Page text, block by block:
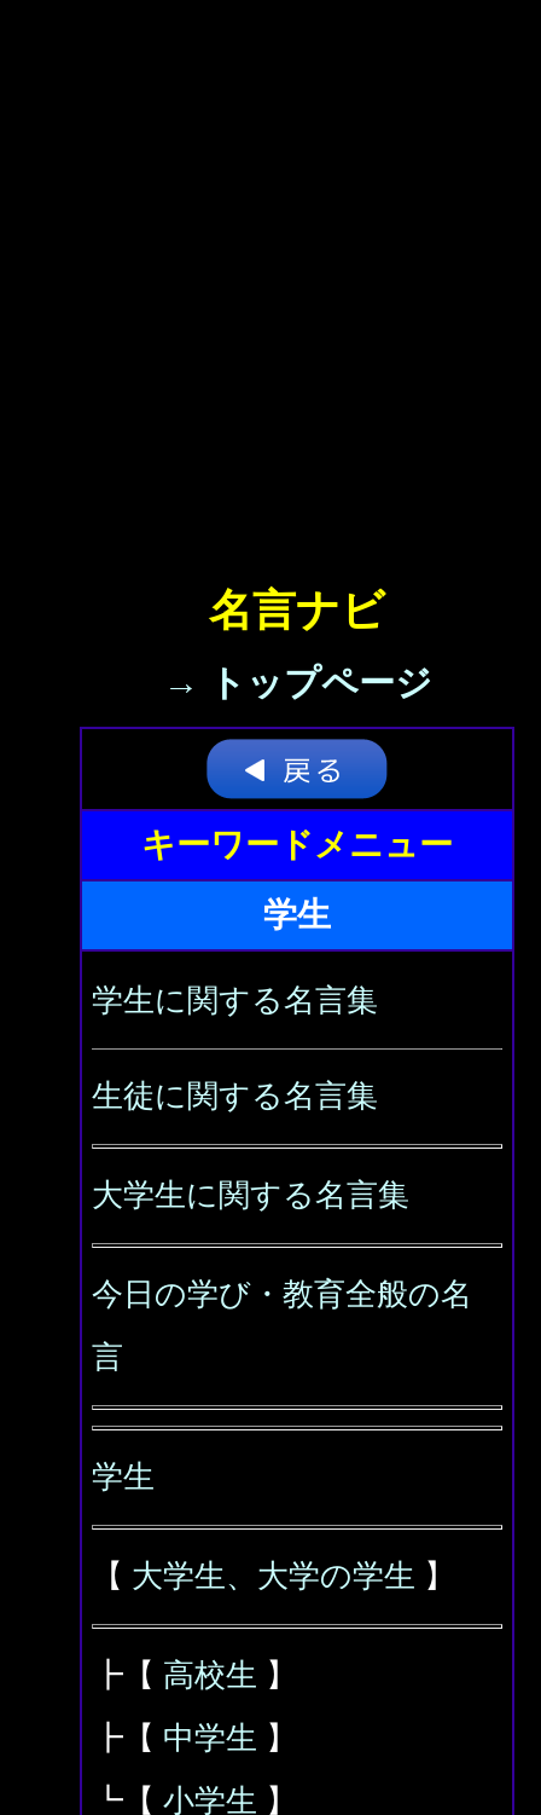
名言ナビ
→ トップページ
キーワードメニュー
学生
学生に関する名言集
生徒に関する名言集
大学生に関する名言集
今日の学び・教育全般の名
言
学生
【 大学生、大学の学生 】
┣【 高校生 】
┣【 中学生 】
┗【 小学生 】